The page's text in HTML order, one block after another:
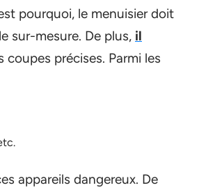
pourquoi, le menuisier doit
sur-mesure. De plus, il
coupes précises. Parmi les
appareils dangereux. De